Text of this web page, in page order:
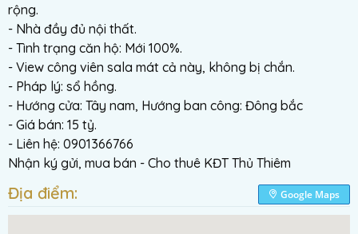
rộng.
- Nhà đầy đủ nội thất.
- Tình trạng căn hộ: Mới 100%.
- View công viên sala mát cả này, không bị chắn.
- Pháp lý: sổ hồng.
- Hướng cửa: Tây nam, Hướng ban công: Đông bắc
- Giá bán: 15 tỷ.
- Liên hệ: 0901366766
Nhận ký gửi, mua bán - Cho thuê KĐT Thủ Thiêm
Địa điểm: Google Maps